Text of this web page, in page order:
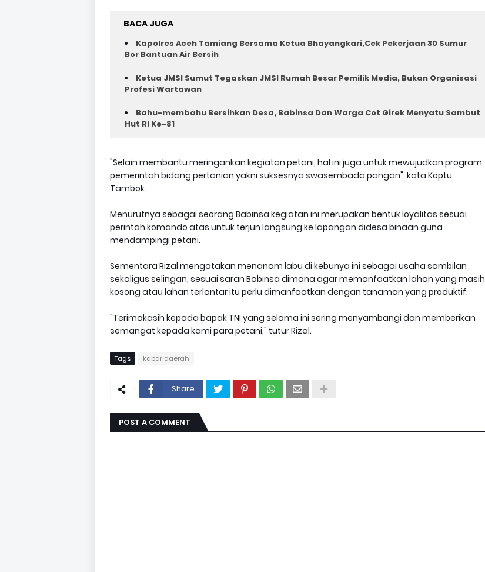
BACA JUGA
Kapolres Aceh Tamiang Bersama Ketua Bhayangkari,Cek Pekerjaan 30 Sumur
Bor Bantuan Air Bersih
Ketua JMSI Sumut Tegaskan JMSI Rumah Besar Pemilik Media, Bukan Organisasi
Profesi Wartawan
Bahu-membahu Bersihkan Desa, Babinsa Dan Warga Cot Girek Menyatu Sambut
Hut Ri Ke-81 ‎
"Selain membantu meringankan kegiatan petani, hal ini juga untuk mewujudkan program
pemerintah bidang pertanian yakni suksesnya swasembada pangan", kata Koptu
Tambok.
Menurutnya sebagai seorang Babinsa kegiatan ini merupakan bentuk loyalitas sesuai
perintah komando atas untuk terjun langsung ke lapangan didesa binaan guna
mendampingi petani.
Sementara Rizal mengatakan menanam labu di kebunya ini sebagai usaha sambilan
sekaligus selingan, sesuai saran Babinsa dimana agar memanfaatkan lahan yang masih
kosong atau lahan terlantar itu perlu dimanfaatkan dengan tanaman yang produktif.
"Terimakasih kepada bapak TNI yang selama ini sering menyambangi dan memberikan
semangat kepada kami para petani," tutur Rizal.
Tags kabar daerah
Share
POST A COMMENT